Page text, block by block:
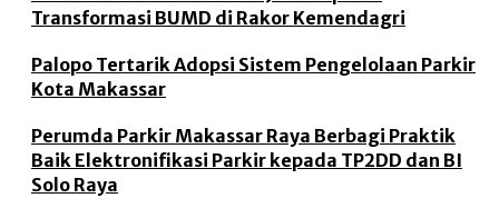
Transformasi BUMD di Rakor Kemendagri
Palopo Tertarik Adopsi Sistem Pengelolaan Parkir
Kota Makassar
Perumda Parkir Makassar Raya Berbagi Praktik
Baik Elektronifikasi Parkir kepada TP2DD dan BI
Solo Raya